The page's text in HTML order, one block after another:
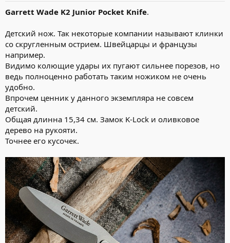
Garrett Wade K2 Junior Pocket Knife.
Детский нож. Так некоторые компании называют клинки
со скругленным острием. Швейцарцы и французы
например.
Видимо колющие удары их пугают сильнее порезов, но
ведь полноценно работать таким ножиком не очень
удобно.
Впрочем ценник у данного экземпляра не совсем
детский.
Общая длинна 15,34 см. Замок K-Lock и оливковое
дерево на рукояти.
Точнее его кусочек.